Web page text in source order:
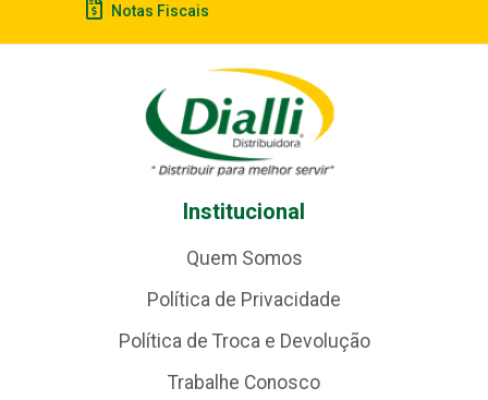
Notas Fiscais
Institucional
Quem Somos
Política de Privacidade
Política de Troca e Devolução
Trabalhe Conosco